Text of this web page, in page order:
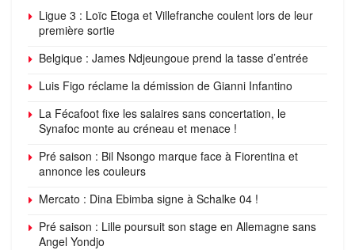
Ligue 3 : Loïc Etoga et Villefranche coulent lors de leur
première sortie
Belgique : James Ndjeungoue prend la tasse d’entrée
Luis Figo réclame la démission de Gianni Infantino
La Fécafoot fixe les salaires sans concertation, le
Synafoc monte au créneau et menace !
Pré saison : Bil Nsongo marque face à Fiorentina et
annonce les couleurs
Mercato : Dina Ebimba signe à Schalke 04 !
Pré saison : Lille poursuit son stage en Allemagne sans
Angel Yondjo